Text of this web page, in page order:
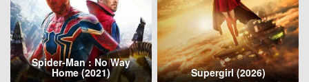
Spider-Man : No Way
Home (2021) Supergirl (2026)